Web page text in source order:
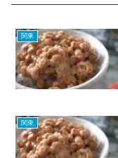
関東
関東